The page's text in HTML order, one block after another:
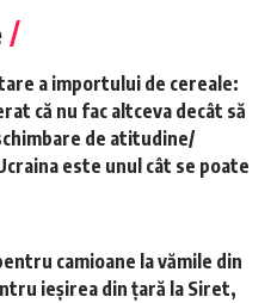
a importului de cereale:
că nu fac altceva decât să
de atitudine/
este unul cât se poate
camioane la vămile din
ieşirea din ţară la Siret,